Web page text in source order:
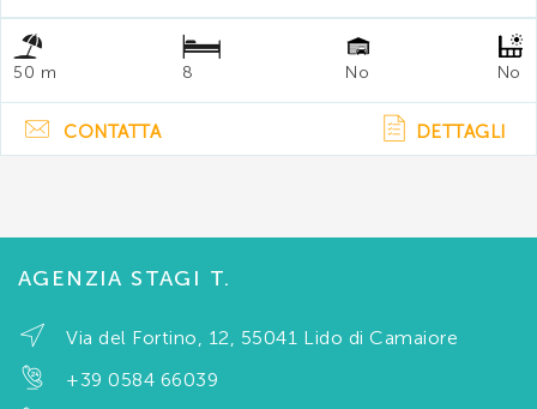
50 m 8 No No
CONTATTA DETTAGLI
AGENZIA STAGI T.
Via del Fortino, 12, 55041 Lido di Camaiore
+39 0584 66039